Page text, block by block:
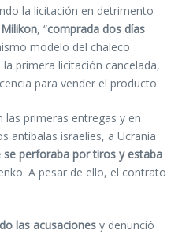
la licitación en detrimento
Milikon, “comprada dos días
modelo del chaleco
primera licitación cancelada,
para vender el producto.
primeras entregas y en
antibalas israelíes, a Ucrania
se perforaba por tiros y estaba
A pesar de ello, el contrato
las acusaciones y denunció